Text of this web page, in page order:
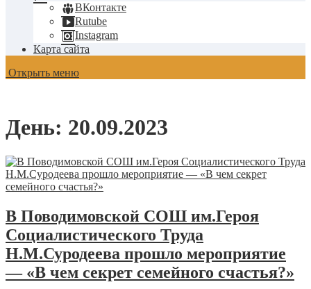
ВКонтакте
Rutube
Instagram
Карта сайта
Открыть меню
День: 20.09.2023
В Поводимовской СОШ им.Героя
Социалистического Труда
Н.М.Суродеева прошло мероприятие
— «В чем секрет семейного счастья?»